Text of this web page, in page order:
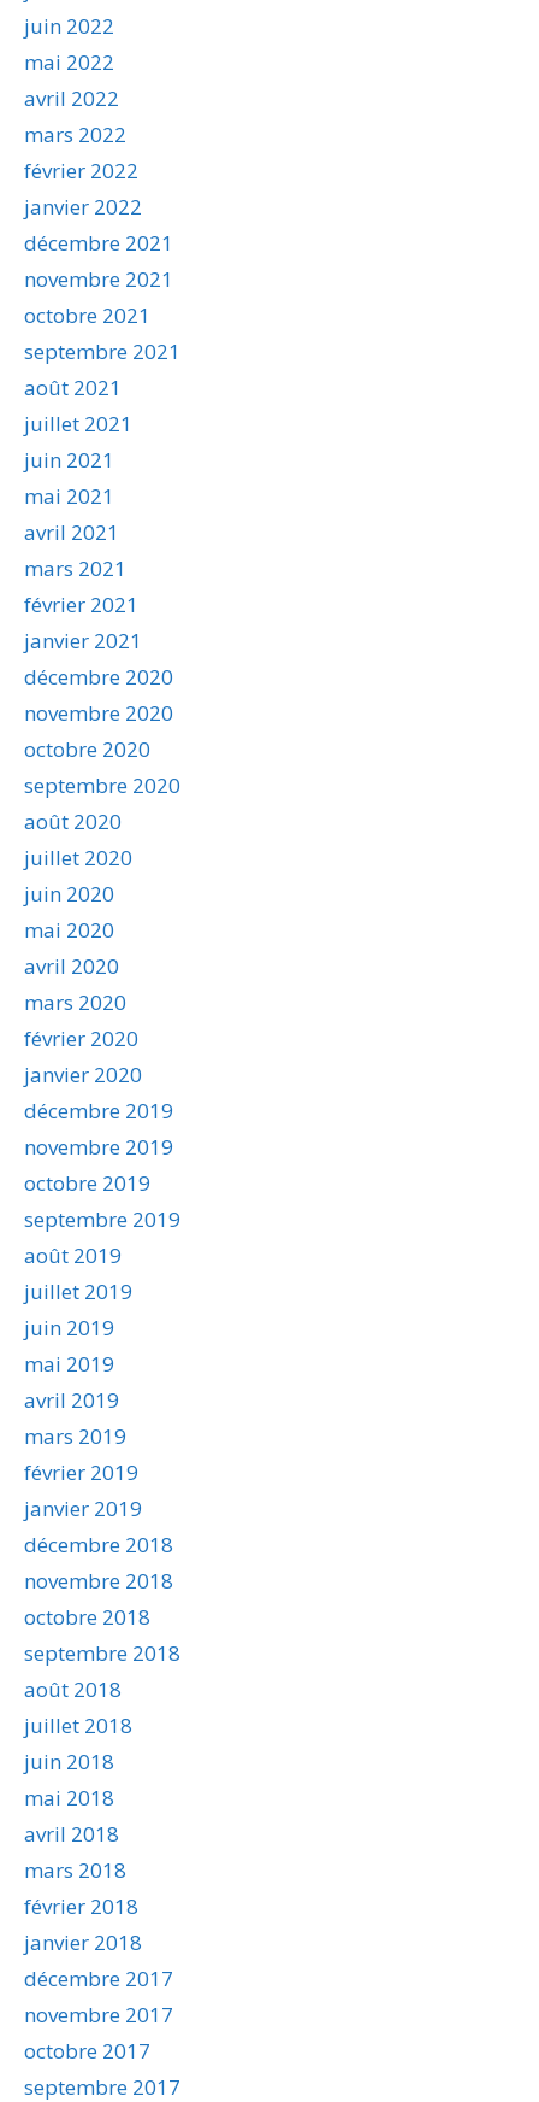
juin 2022
mai 2022
avril 2022
mars 2022
février 2022
janvier 2022
décembre 2021
novembre 2021
octobre 2021
septembre 2021
août 2021
juillet 2021
juin 2021
mai 2021
avril 2021
mars 2021
février 2021
janvier 2021
décembre 2020
novembre 2020
octobre 2020
septembre 2020
août 2020
juillet 2020
juin 2020
mai 2020
avril 2020
mars 2020
février 2020
janvier 2020
décembre 2019
novembre 2019
octobre 2019
septembre 2019
août 2019
juillet 2019
juin 2019
mai 2019
avril 2019
mars 2019
février 2019
janvier 2019
décembre 2018
novembre 2018
octobre 2018
septembre 2018
août 2018
juillet 2018
juin 2018
mai 2018
avril 2018
mars 2018
février 2018
janvier 2018
décembre 2017
novembre 2017
octobre 2017
septembre 2017